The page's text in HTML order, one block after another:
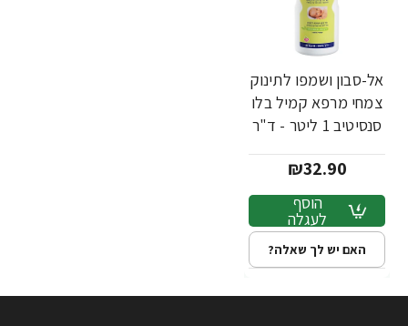
אל-סבון ושמפו לתינוק
צמחי מרפא קמיל בלו
סנסיטיב 1 ליטר - ד"ר
₪32.90
הוסף
לעגלה
האם יש לך שאלה?